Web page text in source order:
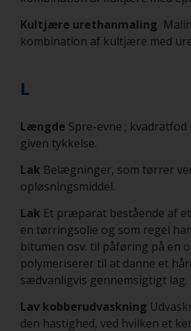
Kultjære urethanmaling
kombination af kultjære med
L
Længde Spre-evne ; kvadratfod
given tykkelse.
Lak Belægninger, som tørrer
opløsningsmiddel.
Lak Et præparat bestående af
en tørringsolie og som regel
bitumen osv. til påføring på en
polymeriserer til at danne et
sædvanligvis gennemsigtigt lag.
Lav kobberudvaskning
den hastighed, ved hvilken et